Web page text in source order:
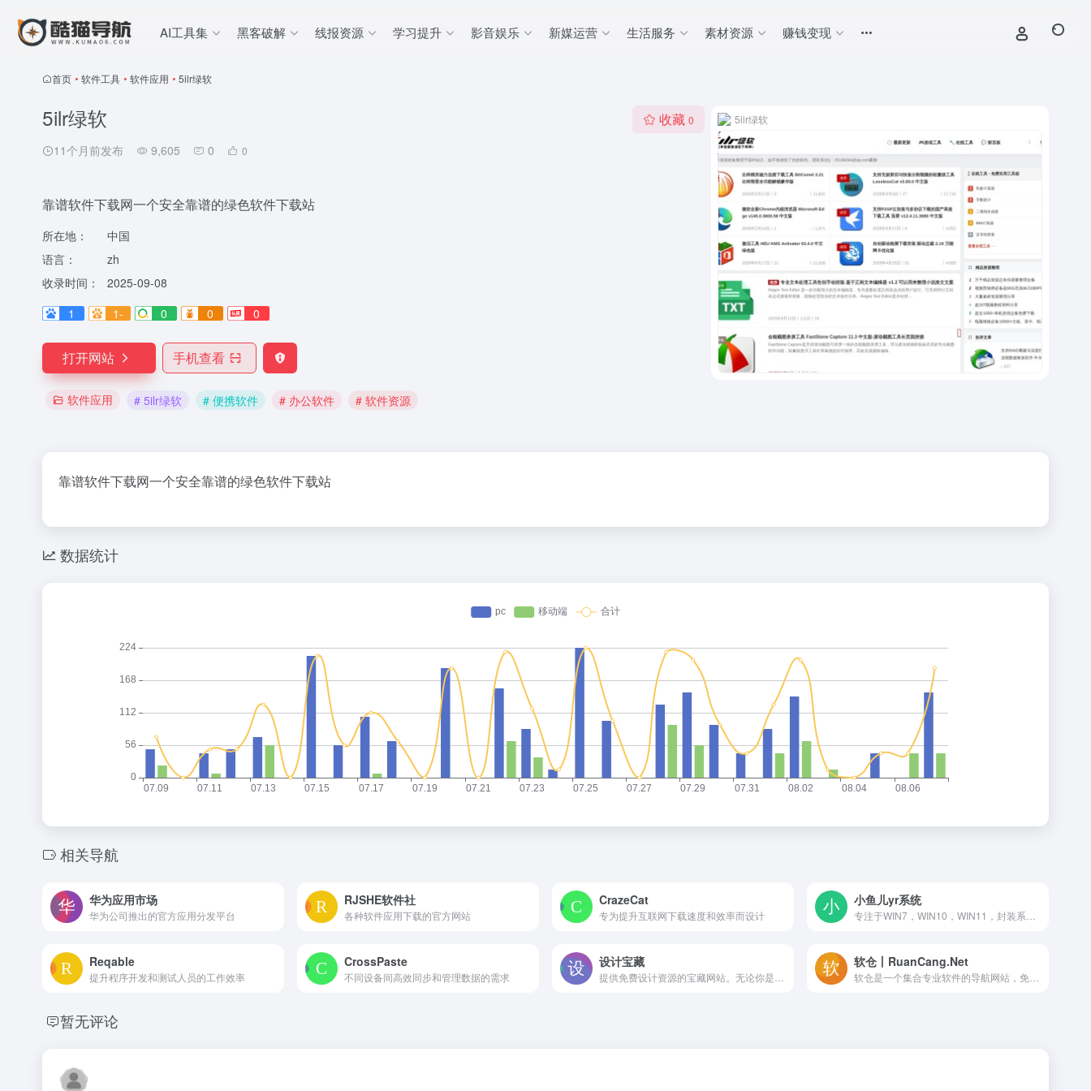
AI工具集 黑客破解 线报资源 学习提升 影音娱乐 新媒运营 生活服务 素材资源 赚钱变现
首页 • 软件工具 • 软件应用 • 5ilr绿软
5ilr绿软
11个月前发布 9,605 0 0
收藏 0
靠谱软件下载网一个安全靠谱的绿色软件下载站
所在地：
中国
语言：
zh
收录时间：
2025-09-08
1
1- 0 0 0
打开网站 手机查看
软件应用 # 5ilr绿软 # 便携软件 # 办公软件 # 软件资源
5ilr绿软
靠谱软件下载网一个安全靠谱的绿色软件下载站
数据统计
相关导航
华为应用市场
华为公司推出的官方应用分发平台
RJSHE软件社
各种软件应用下载的官方网站
CrazeCat
专为提升互联网下载速度和效率而设计
小鱼儿yr系统
Reqable
提升程序开发和测试人员的工作效率
CrossPaste
不同设备间高效同步和管理数据的需求
设计宝藏 软仓丨RuanCang.Net
暂无评论